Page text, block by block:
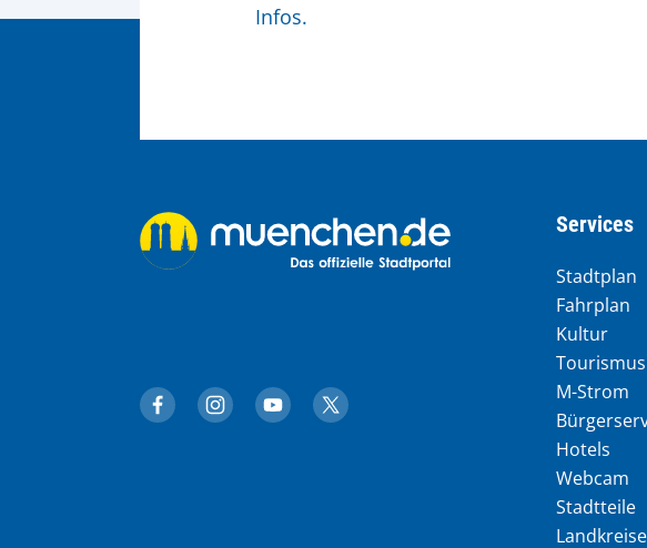
Infos.
muenchen.de auf Facebook
muenchen.de auf Instagram
muenchen.de auf YouTube
muenchen.de auf X
Services
Stadtplan
Fahrplan
Kultur
Tourismus
M-Strom
Hotels
Webcam
Stadtteile
Landkreise